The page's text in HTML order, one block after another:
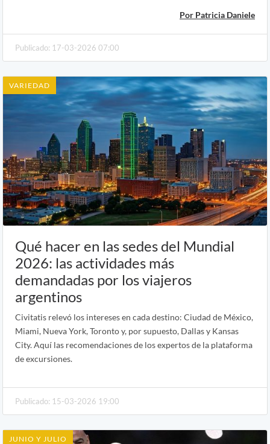
Por Patricia Daniele
Publicado: 17-03-2026 07:00
VARIEDAD
Qué hacer en las sedes del Mundial
2026: las actividades más
demandadas por los viajeros
argentinos
Civitatis relevó los intereses en cada destino: Ciudad de México,
Miami, Nueva York, Toronto y, por supuesto, Dallas y Kansas
City. Aquí las recomendaciones de los expertos de la plataforma
de excursiones.
Publicado: 15-03-2026 19:00
JUNIO Y JULIO